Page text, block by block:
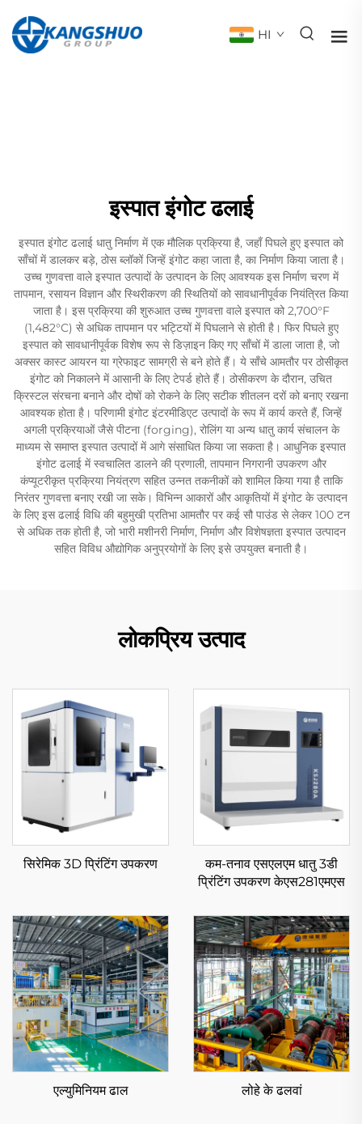
HI
इस्पात इंगोट ढलाई
इस्पात इंगोट ढलाई धातु निर्माण में एक मौलिक प्रक्रिया है, जहाँ पिघले हुए इस्पात को
साँचों में डालकर बड़े, ठोस ब्लॉकों जिन्हें इंगोट कहा जाता है, का निर्माण किया जाता है।
उच्च गुणवत्ता वाले इस्पात उत्पादों के उत्पादन के लिए आवश्यक इस निर्माण चरण में
तापमान, रसायन विज्ञान और स्थिरीकरण की स्थितियों को सावधानीपूर्वक नियंत्रित किया
जाता है। इस प्रक्रिया की शुरुआत उच्च गुणवत्ता वाले इस्पात को 2,700°F
(1,482°C) से अधिक तापमान पर भट्टियों में पिघलाने से होती है। फिर पिघले हुए
इस्पात को सावधानीपूर्वक विशेष रूप से डिज़ाइन किए गए साँचों में डाला जाता है, जो
अक्सर कास्ट आयरन या ग्रेफाइट सामग्री से बने होते हैं। ये साँचे आमतौर पर ठोसीकृत
इंगोट को निकालने में आसानी के लिए टेपर्ड होते हैं। ठोसीकरण के दौरान, उचित
क्रिस्टल संरचना बनाने और दोषों को रोकने के लिए सटीक शीतलन दरों को बनाए रखना
आवश्यक होता है। परिणामी इंगोट इंटरमीडिएट उत्पादों के रूप में कार्य करते हैं, जिन्हें
अगली प्रक्रियाओं जैसे पीटना (forging), रोलिंग या अन्य धातु कार्य संचालन के
माध्यम से समाप्त इस्पात उत्पादों में आगे संसाधित किया जा सकता है। आधुनिक इस्पात
इंगोट ढलाई में स्वचालित डालने की प्रणाली, तापमान निगरानी उपकरण और
कंप्यूटरीकृत प्रक्रिया नियंत्रण सहित उन्नत तकनीकों को शामिल किया गया है ताकि
निरंतर गुणवत्ता बनाए रखी जा सके। विभिन्न आकारों और आकृतियों में इंगोट के उत्पादन
के लिए इस ढलाई विधि की बहुमुखी प्रतिभा आमतौर पर कई सौ पाउंड से लेकर 100 टन
से अधिक तक होती है, जो भारी मशीनरी निर्माण, निर्माण और विशेषज्ञता इस्पात उत्पादन
सहित विविध औद्योगिक अनुप्रयोगों के लिए इसे उपयुक्त बनाती है।
लोकप्रिय उत्पाद
सिरेमिक 3D प्रिंटिंग उपकरण
कम-तनाव एसएलएम धातु 3डी
प्रिंटिंग उपकरण केएस281एमएस
एल्युमिनियम ढाल लोहे के ढलवां